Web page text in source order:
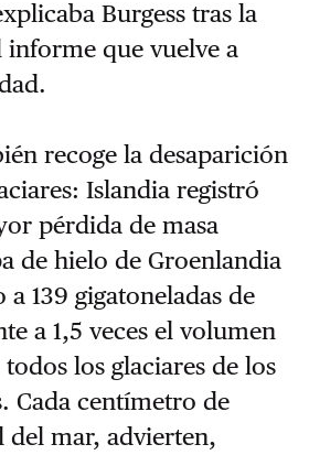
Burgess tras la
que vuelve a
recoge la desaparición
Islandia registró
pérdida de masa
de hielo de Groenlandia
139 gigatoneladas de
a 1,5 veces el volumen
los glaciares de los
Cada centímetro de
del mar, advierten,